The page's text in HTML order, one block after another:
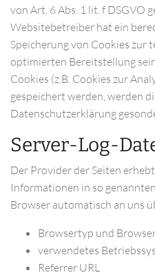
von Art. 6 Abs. 1 lit. f DSGVO
Websitebetreiber hat ein
Speicherung von Cookies zur
optimierten Bereitstellung
Cookies (z.B. Cookies zur
gespeichert werden, werden
Datenschutzerklärung
Server-Log-
Der Provider der Seiten
Informationen in so
Browser automatisch an uns
Browsertyp und
verwendetes
Referrer URL